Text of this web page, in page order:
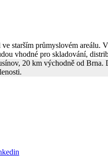
starším průmyslovém
vhodné pro skladování,
20 km východně od